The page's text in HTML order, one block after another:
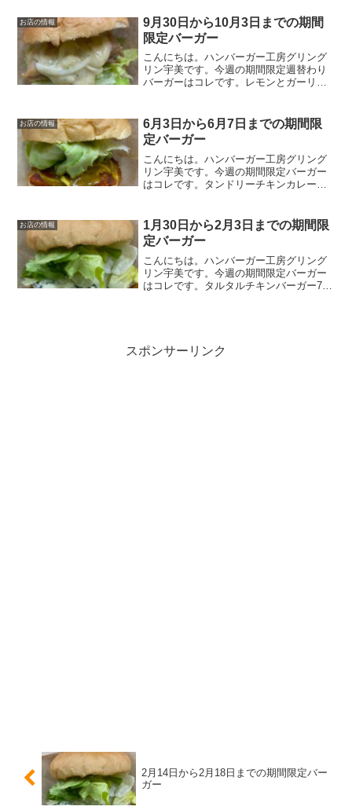
になりますように😊いってらっしゃい。
お店の情報
9月30日から10月3日までの期間
限定バーガー
こんにちは。ハンバーガー工房グリング
リン宇美です。今週の期間限定週替わり
バーガーはコレです。レモンとガーリッ
ックと思いきやフレッシュなレモンを使
った爽やかな風味と程...
お店の情報
6月3日から6月7日までの期間限
定バーガー
こんにちは。ハンバーガー工房グリング
リン宇美です。今週の期間限定バーガー
はコレです。タンドリーチキンカレーバ
にしてみました。ピリ辛のカレーソース
がクセになる逸品です...
お店の情報
1月30日から2月3日までの期間限
定バーガー
こんにちは。ハンバーガー工房グリング
リン宇美です。今週の期間限定バーガー
はコレです。タルタルチキンバーガー750
スポンサーリンク
2月14日から2月18日までの期間限定バー
ガー